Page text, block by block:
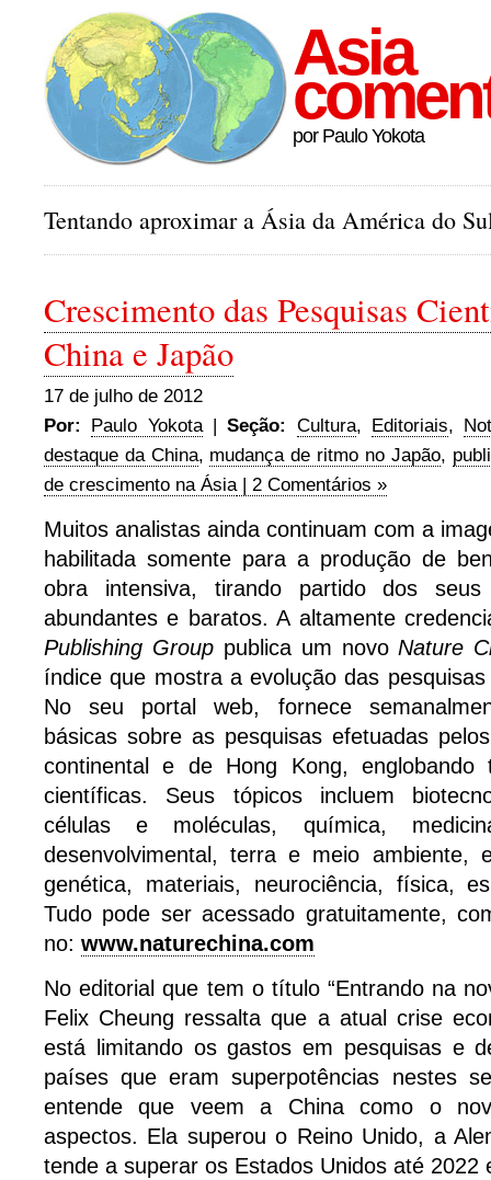
Asia
por Paulo Yokota
Tentando aproximar a Ásia da América do
Crescimento das Pesquisas
China e Japão
17 de julho de 2012
Por:
Paulo Yokota|Seção: Cultura, Editoriais,
destaque da China, mudança de ritmo no Japão,
de crescimento na Ásia| 2 Comentários »
Muitos analistas ainda continuam com a
habilitada somente para a produção de
obra intensiva, tirando partido dos seus
abundantes e baratos. A altamente
Publishing Grouppublica um novoNature
índice que mostra a evolução das
No seu portal web, fornece
básicas sobre as pesquisas efetuadas
continental e de Hong Kong, englobando
científicas. Seus tópicos incluem
células e moléculas, química,
desenvolvimental, terra e meio ambiente,
genética, materiais, neurociência, física,
Tudo pode ser acessado gratuitamente,
no: www.naturechina.com
No editorial que tem o título “Entrando na
Felix Cheung ressalta que a atual crise
está limitando os gastos em pesquisas e
países que eram superpotências nestes
entende que veem a China como o
aspectos. Ela superou o Reino Unido, a
tende a superar os Estados Unidos até 2022